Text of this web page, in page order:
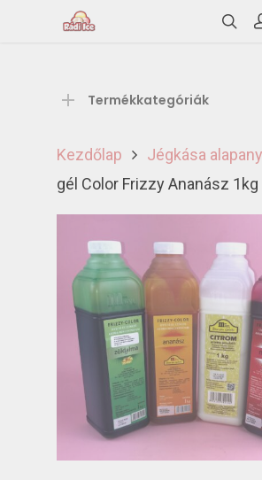
Termékkategóriák
Kezdőlap Jégkása
gél Color Frizzy Ananász 1kg